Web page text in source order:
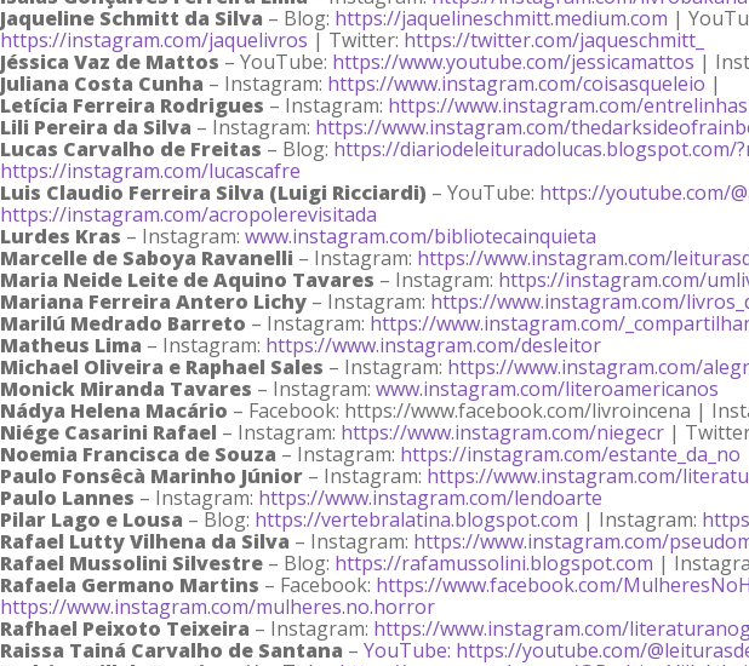
Jaqueline Schmitt da Silva – Blog: https://jaquelineschmitt.medium.com |
https://instagram.com/jaquelivros | Twitter: https://twitter.com/jaqueschmitt_
Jéssica Vaz de Mattos – YouTube: https://www.youtube.com/jessicamattos |
Juliana Costa Cunha – Instagram: https://www.instagram.com/coisasqueleio |
Letícia Ferreira Rodrigues – Instagram: https://www.instagram.com/
Lili Pereira da Silva – Instagram: https://www.instagram.com/
Lucas Carvalho de Freitas – Blog: https://diariodeleituradolucas.blogspot.com/
https://instagram.com/lucascafre
Luis Claudio Ferreira Silva (Luigi Ricciardi) – YouTube: https://youtube.com/
https://instagram.com/acropolerevisitada
Lurdes Kras – Instagram: www.instagram.com/bibliotecainquieta
Marcelle de Saboya Ravanelli – Instagram: https://www.instagram.com/
Maria Neide Leite de Aquino Tavares – Instagram: https://instagram.com/
Mariana Ferreira Antero Lichy – Instagram: https://www.instagram.com/
Marilú Medrado Barreto – Instagram: https://www.instagram.com/
Matheus Lima – Instagram: https://www.instagram.com/desleitor
Michael Oliveira e Raphael Sales – Instagram: https://www.instagram.com/
Monick Miranda Tavares – Instagram: www.instagram.com/literoamericanos
Nádya Helena Macário – Facebook: https://www.facebook.com/livroincena |
Niége Casarini Rafael – Instagram: https://www.instagram.com/niegecr |
Noemia Francisca de Souza – Instagram: https://instagram.com/estante_da_no
Paulo Fonsêcà Marinho Júnior – Instagram: https://www.instagram.com/
Paulo Lannes – Instagram: https://www.instagram.com/lendoarte
Pilar Lago e Lousa – Blog: https://vertebralatina.blogspot.com | Instagram:
Rafael Lutty Vilhena da Silva – Instagram: https://www.instagram.com/
Rafael Mussolini Silvestre – Blog: https://rafamussolini.blogspot.com |
Rafaela Germano Martins – Facebook: https://www.facebook.com/
https://www.instagram.com/mulheres.no.horror
Rafhael Peixoto Teixeira – Instagram: https://www.instagram.com/
Raissa Tainá Carvalho de Santana – YouTube: https://youtube.com/